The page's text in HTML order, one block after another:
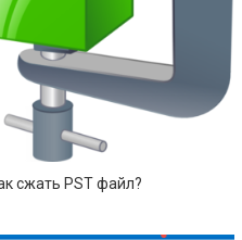
сжать PST файл?